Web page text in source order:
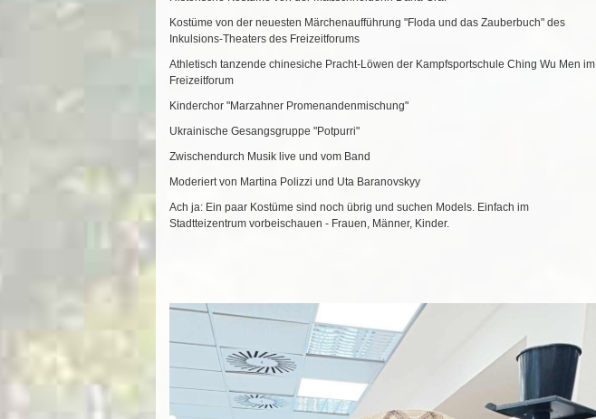
Kostüme von der neuesten Märchenaufführung "Floda und das Zauberbuch" des
Inkulsions-Theaters des Freizeitforums
Athletisch tanzende chinesiche Pracht-Löwen der Kampfsportschule Ching Wu Men im
Freizeitforum
Kinderchor "Marzahner Promenandenmischung"
Ukrainische Gesangsgruppe "Potpurri"
Zwischendurch Musik live und vom Band
Moderiert von Martina Polizzi und Uta Baranovskyy
Ach ja: Ein paar Kostüme sind noch übrig und suchen Models. Einfach im
Stadtteizentrum vorbeischauen - Frauen, Männer, Kinder.